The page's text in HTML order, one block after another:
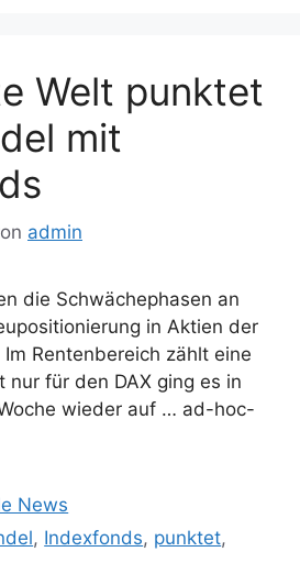
Welt punktet
mit
admin
die Schwächephasen an
in Aktien der
Rentenbereich zählt eine
nur für den DAX ging es in
wieder auf … ad-hoc-
News
, Indexfonds, punktet,